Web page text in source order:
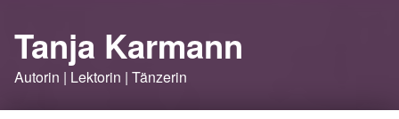
Tanja Karmann
Autorin | Lektorin | Tänzerin